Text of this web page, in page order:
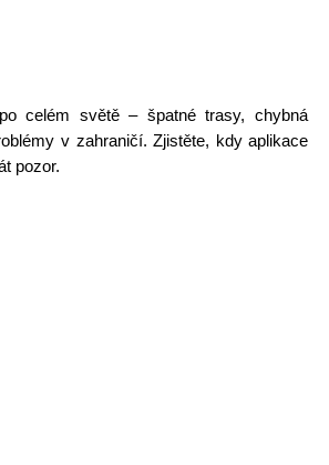
celém světě – špatné trasy, chybná
v zahraničí. Zjistěte, kdy aplikace
pozor.